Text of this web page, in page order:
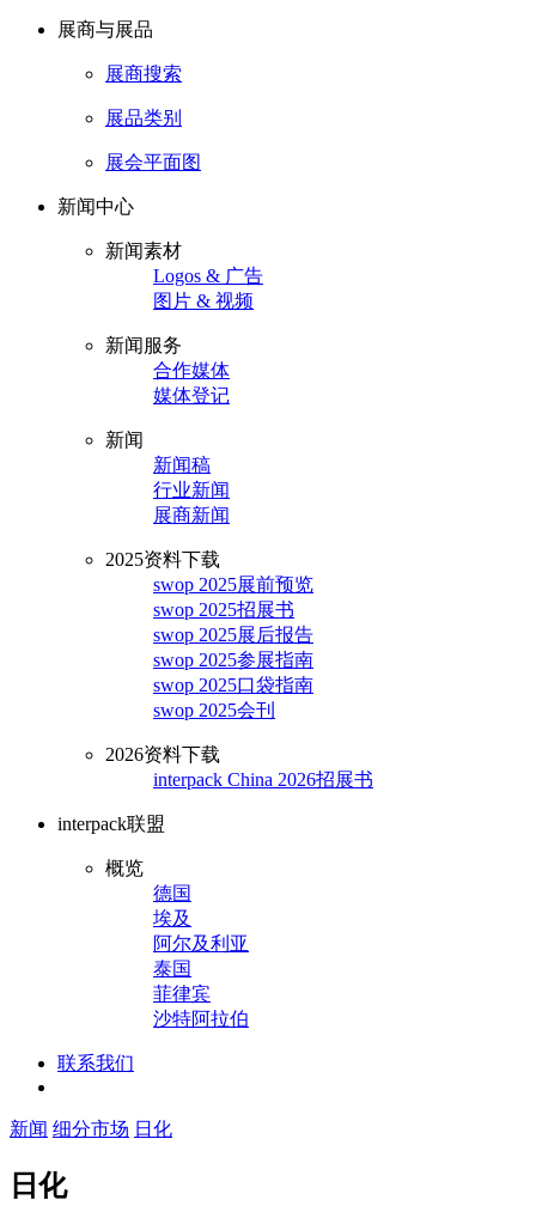
展商与展品
展商搜索
展品类别
展会平面图
新闻中心
新闻素材
Logos & 广告
图片 & 视频
新闻服务
合作媒体
媒体登记
新闻
新闻稿
行业新闻
展商新闻
2025资料下载
swop 2025展前预览
swop 2025招展书
swop 2025展后报告
swop 2025参展指南
swop 2025口袋指南
swop 2025会刊
2026资料下载
interpack China 2026招展书
interpack联盟
概览
德国
埃及
阿尔及利亚
泰国
菲律宾
沙特阿拉伯
联系我们
新闻 细分市场 日化
日化